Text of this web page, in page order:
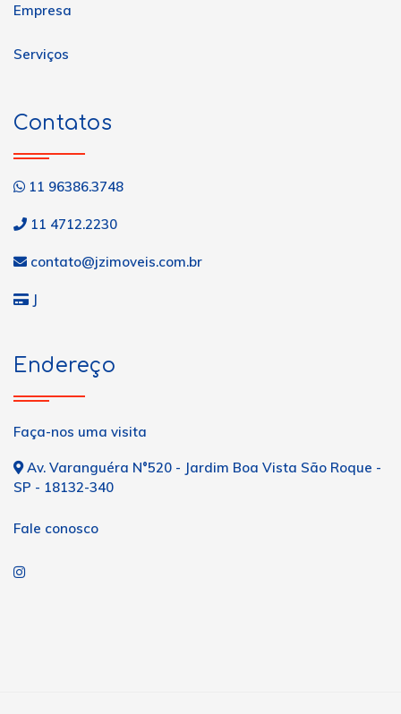
Empresa
Serviços
Contatos
11 96386.3748
11 4712.2230
contato@jzimoveis.com.br
J
Endereço
Faça-nos uma visita
Av. Varanguéra N°520 - Jardim Boa Vista São Roque -
SP - 18132-340
Fale conosco